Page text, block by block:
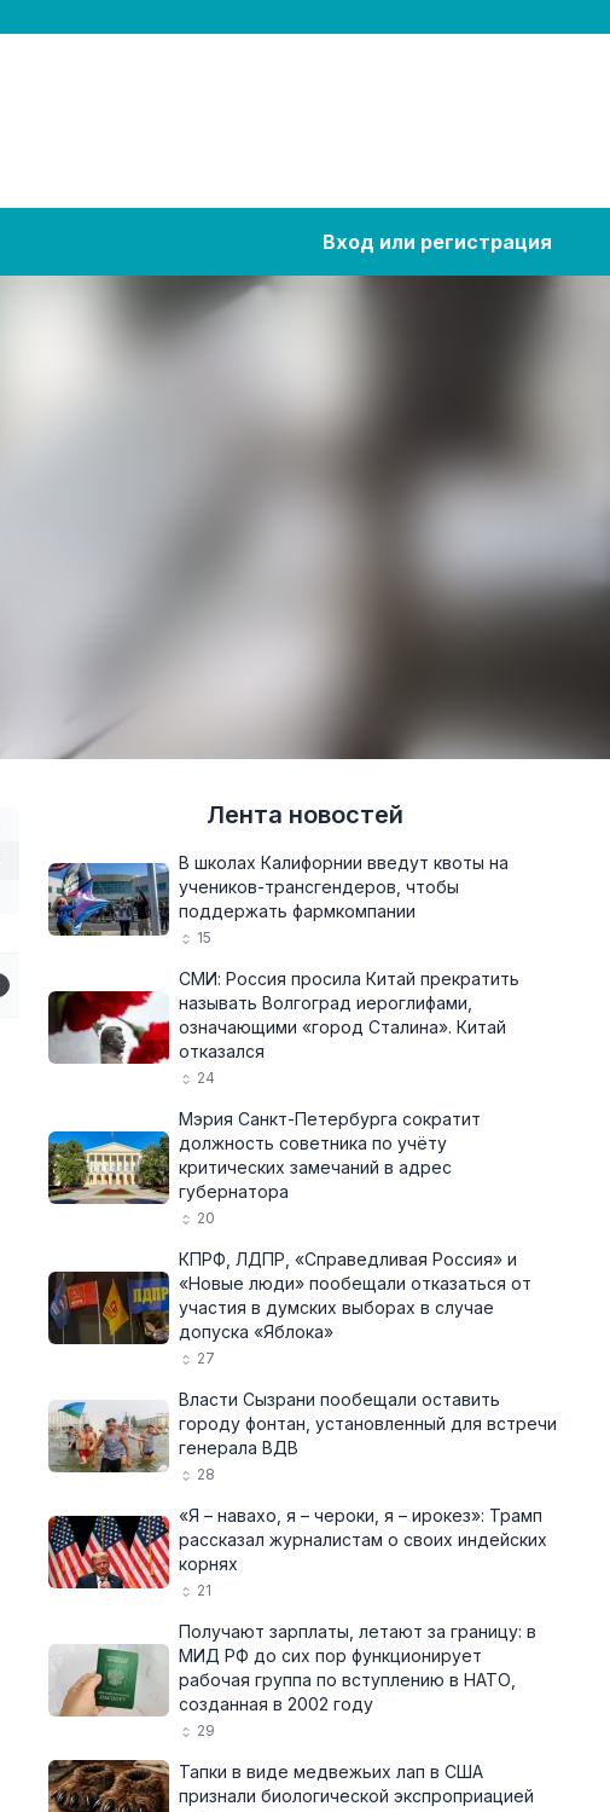
Вход или регистрация
Лента новостей
В школах Калифорнии введут квоты на
учеников-трансгендеров, чтобы
поддержать фармкомпании
15
СМИ: Россия просила Китай прекратить
называть Волгоград иероглифами,
означающими «город Сталина». Китай
отказался
24
Мэрия Санкт-Петербурга сократит
должность советника по учёту
критических замечаний в адрес
губернатора
20
КПРФ, ЛДПР, «Справедливая Россия» и
«Новые люди» пообещали отказаться от
участия в думских выборах в случае
допуска «Яблока»
27
Власти Сызрани пообещали оставить
городу фонтан, установленный для встречи
генерала ВДВ
28
«Я – навахо, я – чероки, я – ирокез»: Трамп
рассказал журналистам о своих индейских
корнях
21
Получают зарплаты, летают за границу: в
МИД РФ до сих пор функционирует
рабочая группа по вступлению в НАТО,
созданная в 2002 году
29
Тапки в виде медвежьих лап в США
признали биологической экспроприацией